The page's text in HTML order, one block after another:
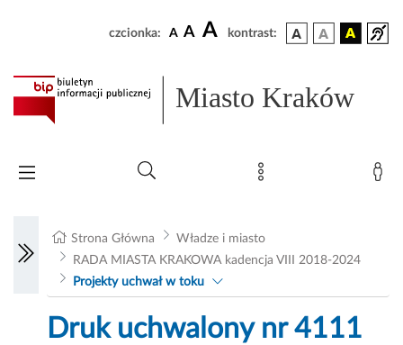
czcionka: A A A kontrast:
Miasto Kraków
Strona Główna
Władze i miasto
RADA MIASTA KRAKOWA kadencja VIII 2018-2024
Projekty uchwał w toku
Druk uchwalony nr 4111